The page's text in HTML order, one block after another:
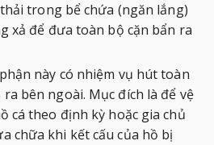
trong bể chứa (ngăn lắng)
xả để đưa toàn bộ cặn bẩn ra
này có nhiệm vụ hút toàn
bên ngoài. Mục đích là để vệ
cá theo định kỳ hoặc gia chủ
chữa khi kết cấu của hồ bị